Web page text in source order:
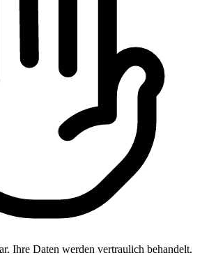
Ihre Daten werden vertraulich behandelt.